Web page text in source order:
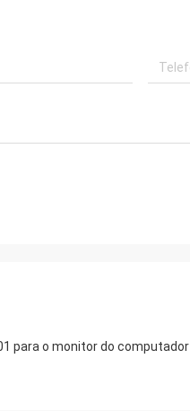
para o monitor do computador